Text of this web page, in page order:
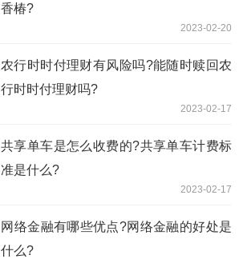
香椿?
2023-02-20
农行时时付理财有风险吗?能随时赎回农
行时时付理财吗?
2023-02-17
共享单车是怎么收费的?共享单车计费标
准是什么?
2023-02-17
​网络金融有哪些优点?网络金融的好处是
什么?